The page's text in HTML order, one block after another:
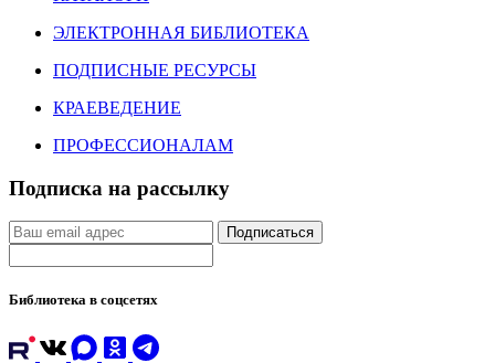
ЭЛЕКТРОННАЯ БИБЛИОТЕКА
ПОДПИСНЫЕ РЕСУРСЫ
КРАЕВЕДЕНИЕ
ПРОФЕССИОНАЛАМ
Подписка на рассылку
Подписаться
Библиотека в соцсетях